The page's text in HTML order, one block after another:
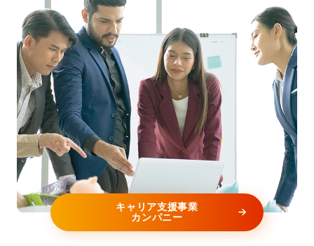
キャリア支援事業
カンパニー